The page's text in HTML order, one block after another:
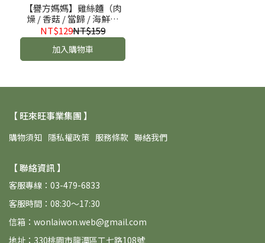
【譽方媽媽】雞絲麵（肉
燥 / 香菇 / 當歸 / 海鮮風
味） 300g
NT$129NT$159
加入購物車
【 旺來旺事業集團 】
購物須知 隱私權政策 服務條款 聯絡我們
【 聯絡資訊 】
客服專線：03-479-6833
客服時間：08:30～17:30
信箱：wonlaiwon.web@gmail.com
地址：330桃園市龍潭區工七路108號